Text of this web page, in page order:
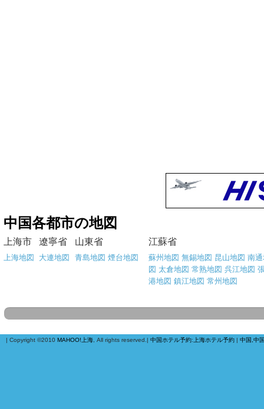
中国各都市の地図
上海市 遼寧省 山東省 江蘇省
上海地図 大連地図 青島地図 煙台地図 蘇州地図 無錫地図 昆山地図 南
図 太倉地図 常熟地図 呉江地図
港地図 鎮江地図 常州地図
| Copyright ©2010 MAHOO!上海 , All rights reserved.| 中国ホテル予約: 上海ホテル予約 | 中国,中